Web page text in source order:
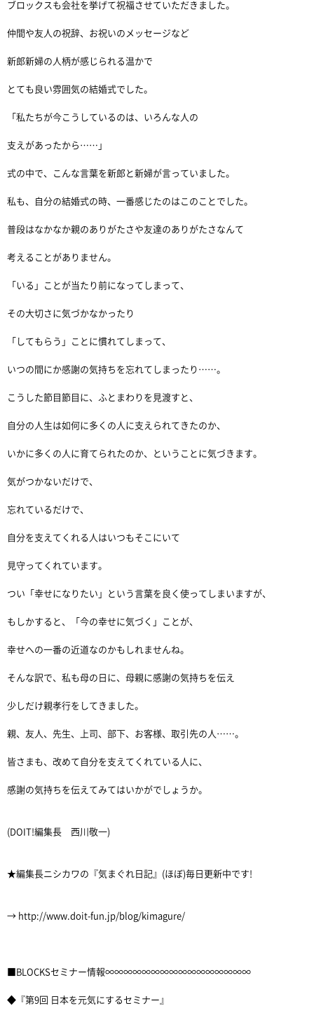
ブロックスも会社を挙げて祝福させていただきました。
仲間や友人の祝辞、お祝いのメッセージなど
新郎新婦の人柄が感じられる温かで
とても良い雰囲気の結婚式でした。
「私たちが今こうしているのは、いろんな人の
支えがあったから……」
式の中で、こんな言葉を新郎と新婦が言っていました。
私も、自分の結婚式の時、一番感じたのはこのことでした。
普段はなかなか親のありがたさや友達のありがたさなんて
考えることがありません。
「いる」ことが当たり前になってしまって、
その大切さに気づかなかったり
「してもらう」ことに慣れてしまって、
いつの間にか感謝の気持ちを忘れてしまったり……。
こうした節目節目に、ふとまわりを見渡すと、
自分の人生は如何に多くの人に支えられてきたのか、
いかに多くの人に育てられたのか、ということに気づきます。
気がつかないだけで、
忘れているだけで、
自分を支えてくれる人はいつもそこにいて
見守ってくれています。
つい「幸せになりたい」という言葉を良く使ってしまいますが、
もしかすると、「今の幸せに気づく」ことが、
幸せへの一番の近道なのかもしれませんね。
そんな訳で、私も母の日に、母親に感謝の気持ちを伝え
少しだけ親孝行をしてきました。
親、友人、先生、上司、部下、お客様、取引先の人……。
皆さまも、改めて自分を支えてくれている人に、
感謝の気持ちを伝えてみてはいかがでしょうか。
(DOIT!編集長 西川敬一)
★編集長ニシカワの『気まぐれ日記』(ほぼ)毎日更新中です!
→ http://www.doit-fun.jp/blog/kimagure/
■BLOCKSセミナー情報∞∞∞∞∞∞∞∞∞∞∞∞∞∞∞∞
◆『第9回 日本を元気にするセミナー』